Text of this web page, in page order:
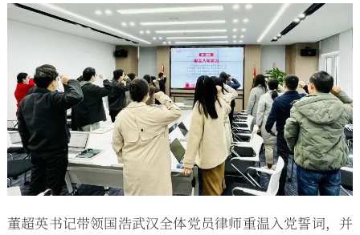
董超英书记带领国浩武汉全体党员律师重温入党誓词，并